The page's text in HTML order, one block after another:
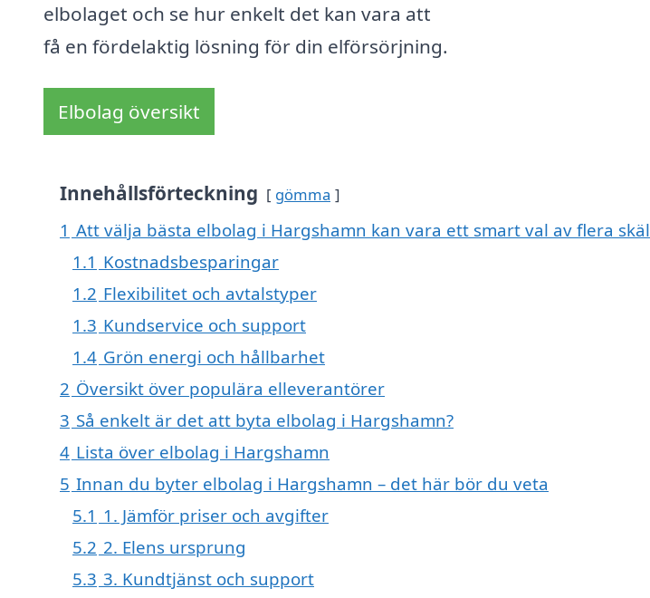
elbolaget och se hur enkelt det kan vara att
få en fördelaktig lösning för din elförsörjning.
Elbolag översikt
Innehållsförteckning gömma
1 Att välja bästa elbolag i Hargshamn kan vara ett smart val av flera skäl
1.1 Kostnadsbesparingar
1.2 Flexibilitet och avtalstyper
1.3 Kundservice och support
1.4 Grön energi och hållbarhet
2 Översikt över populära elleverantörer
3 Så enkelt är det att byta elbolag i Hargshamn?
4 Lista över elbolag i Hargshamn
5 Innan du byter elbolag i Hargshamn – det här bör du veta
5.1 1. Jämför priser och avgifter
5.2 2. Elens ursprung
5.3 3. Kundtjänst och support